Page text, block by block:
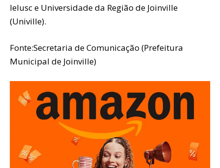
Ielusc e Universidade da Região de Joinville
(Univille).
Fonte:Secretaria de Comunicação (Prefeitura
Municipal de Joinville)